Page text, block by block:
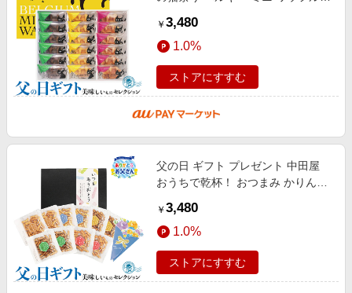
6(計18)｜お届け期間【6/19(金)
￥ 3,480
1.0%
ストアにすすむ
父の日 ギフト プレゼント 中田屋
おうちで乾杯！ おつまみ かりんと
うまカレー、ネギみそ、黒コショウ
￥ 3,480
1.0%
ストアにすすむ